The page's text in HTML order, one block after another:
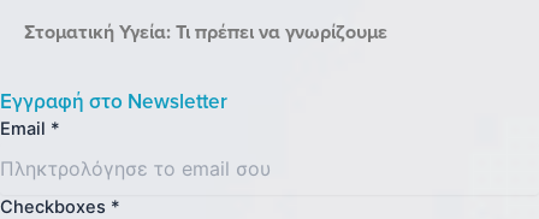
Στοματική Υγεία: Τι πρέπει να γνωρίζουμε
Εγγραφή στο Newsletter
Email *
Checkboxes *